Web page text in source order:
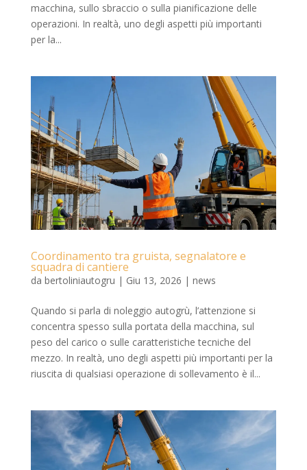
macchina, sullo sbraccio o sulla pianificazione delle
operazioni. In realtà, uno degli aspetti più importanti
per la...
Coordinamento tra gruista, segnalatore e
squadra di cantiere
da bertoliniautogru | Giu 13, 2026 | news
Quando si parla di noleggio autogrù, l’attenzione si
concentra spesso sulla portata della macchina, sul
peso del carico o sulle caratteristiche tecniche del
mezzo. In realtà, uno degli aspetti più importanti per la
riuscita di qualsiasi operazione di sollevamento è il...